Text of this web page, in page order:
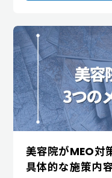
美容院がMEO対
具体的な施策内